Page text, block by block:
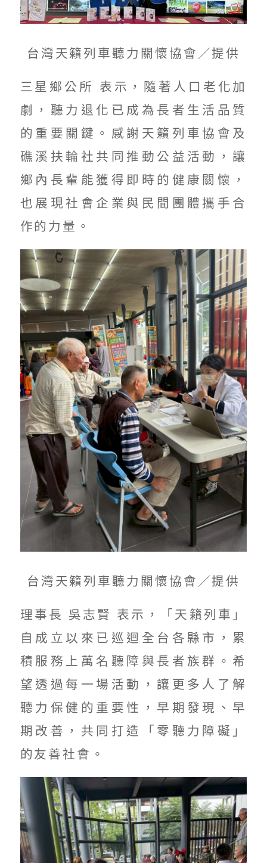
台灣天籟列車聽力關懷協會／提供
三星鄉公所 表示，隨著人口老化加
劇，聽力退化已成為長者生活品質
的重要關鍵。感謝天籟列車協會及
礁溪扶輪社共同推動公益活動，讓
鄉內長輩能獲得即時的健康關懷，
也展現社會企業與民間團體攜手合
作的力量。
台灣天籟列車聽力關懷協會／提供
理事長 吳志賢 表示，「天籟列車」
自成立以來已巡迴全台各縣市，累
積服務上萬名聽障與長者族群。希
望透過每一場活動，讓更多人了解
聽力保健的重要性，早期發現、早
期改善，共同打造「零聽力障礙」
的友善社會。